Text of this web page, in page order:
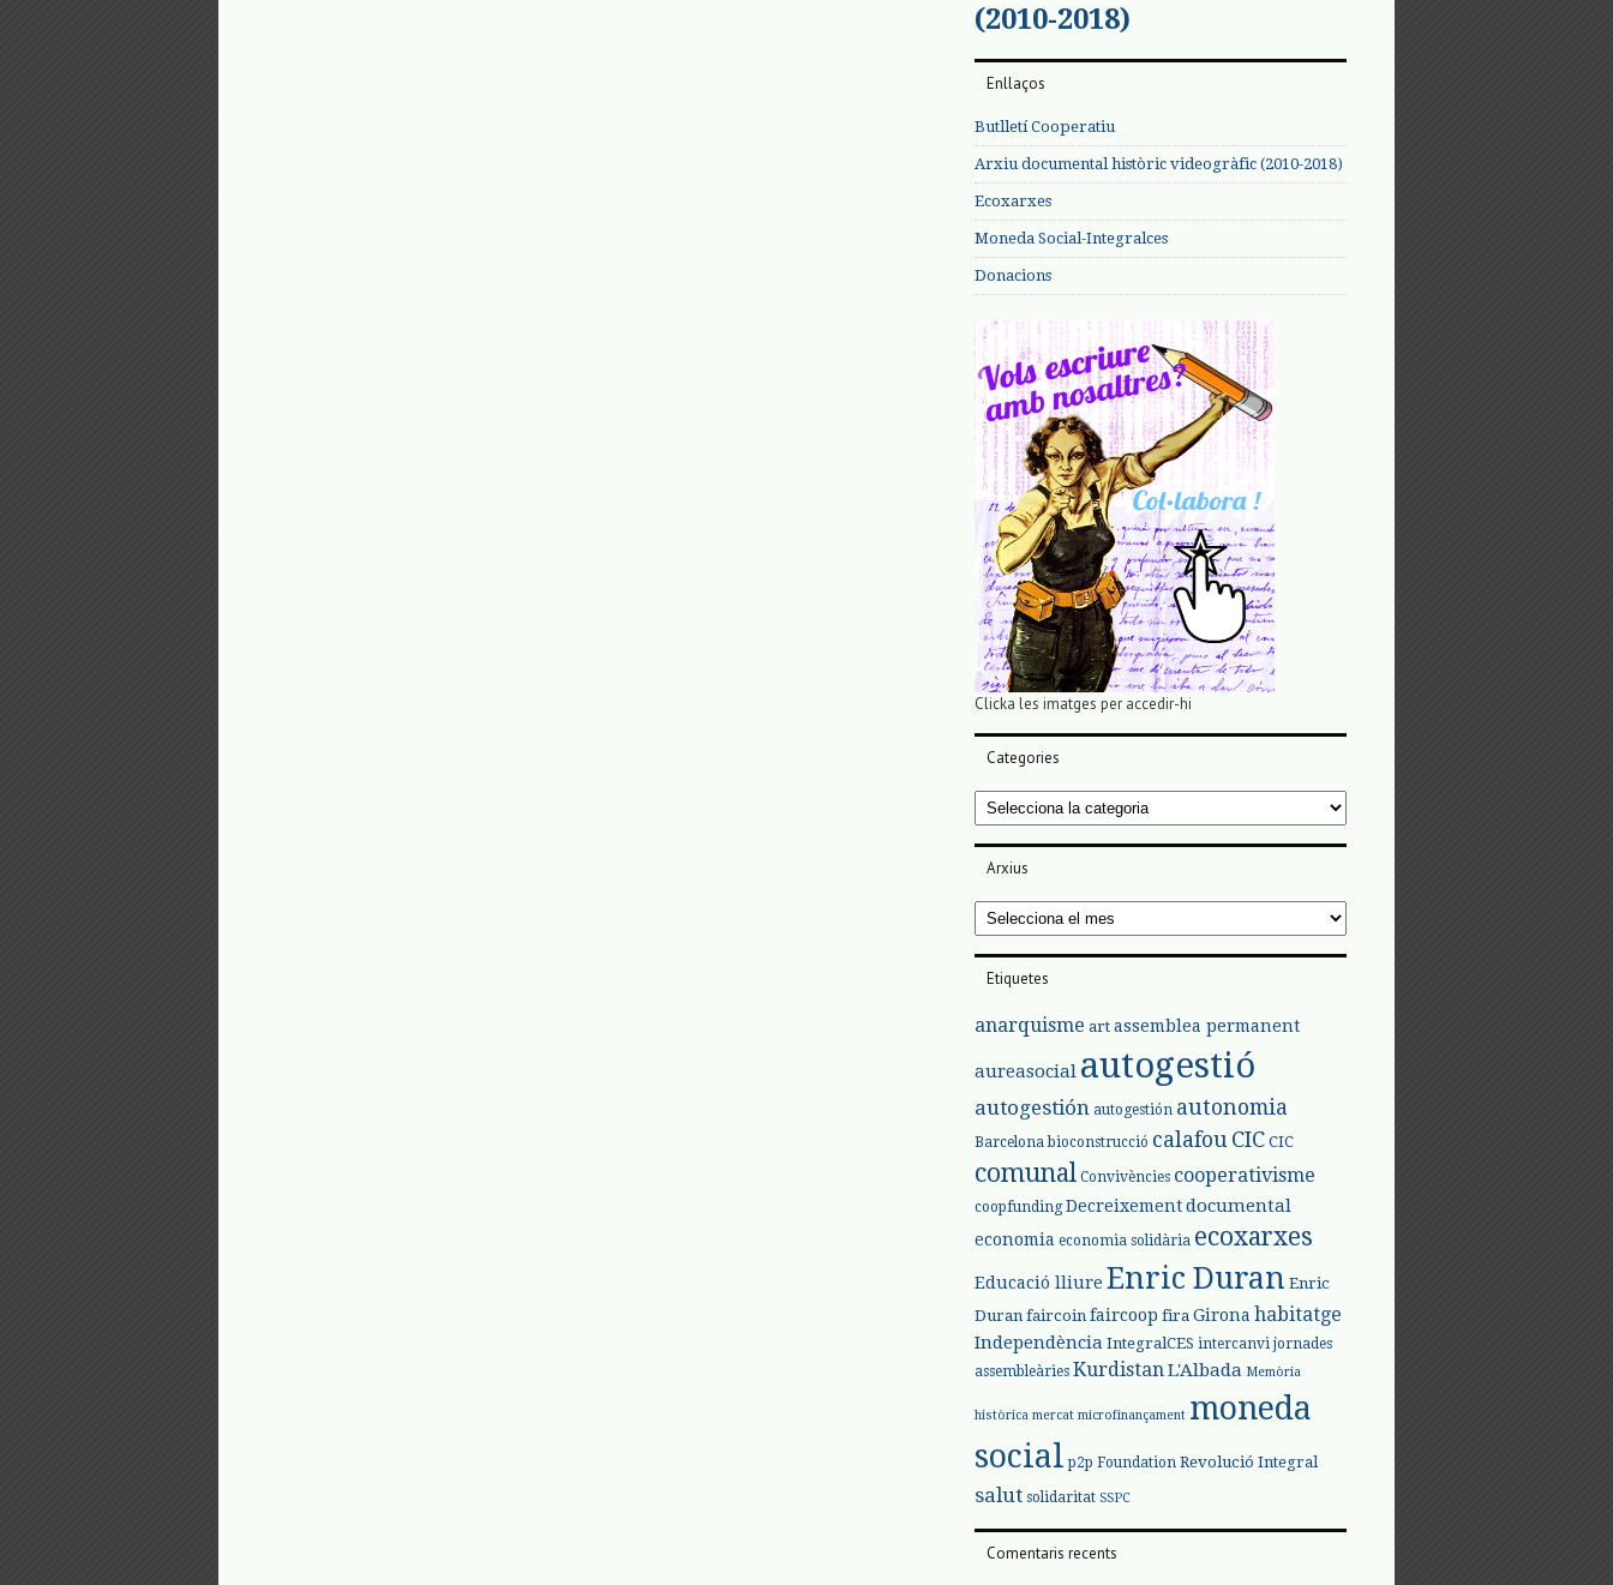
(2010-2018)
Enllaços
Butlletí Cooperatiu
Arxiu documental històric videogràfic (2010-2018)
Ecoxarxes
Moneda Social-Integralces
Donacions
Clicka les imatges per accedir-hi
Categories
Categories
Arxius
Arxius
Etiquetes
anarquisme art assemblea permanent
aureasocial autogestió
autogestión autogestión autonomia
Barcelona bioconstrucció calafou CIC CIC
comunal Convivències cooperativisme
coopfunding Decreixementdocumental
economia economia solidària ecoxarxes
Educació lliure Enric Duran Enric
Duran faircoin faircoop fira Girona habitatge
Independència IntegralCES intercanvi jornades
assembleàries Kurdistan L'Albada Memòria
històrica mercat microfinançament moneda
social p2p Foundation Revolució Integral
salut solidaritat SSPC
Comentaris recents